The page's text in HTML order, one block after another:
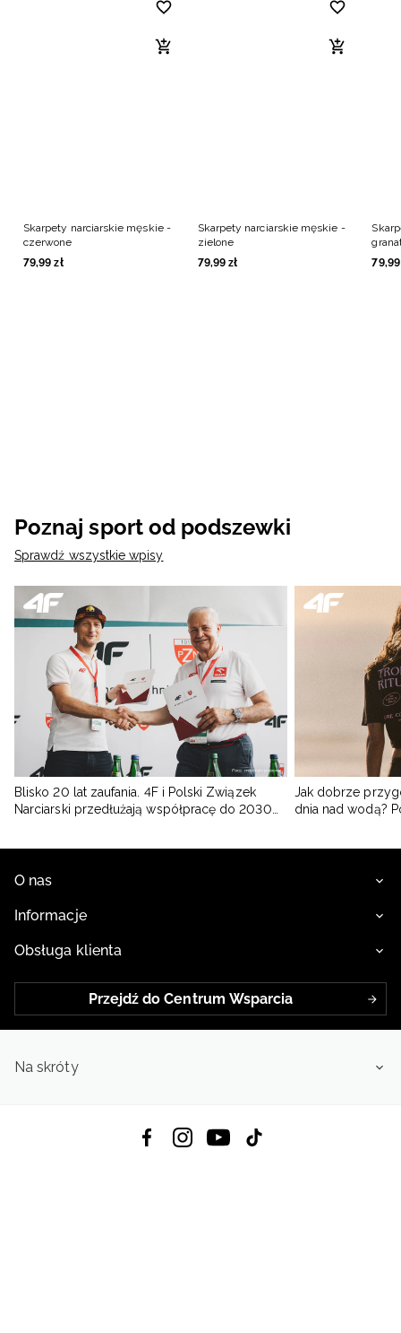
Skarpety narciarskie męskie -
czerwone
79,99 zł
Skarpety narciarskie męskie -
zielone
79,99 zł
79,99
Poznaj sport od podszewki
Sprawdź wszystkie wpisy
Blisko 20 lat zaufania. 4F i Polski Związek
Narciarski przedłużają współpracę do 2030
Jak dobrze
dnia nad wodą?
O nas
Informacje
Obsługa klienta
Przejdź do Centrum Wsparcia
Na skróty